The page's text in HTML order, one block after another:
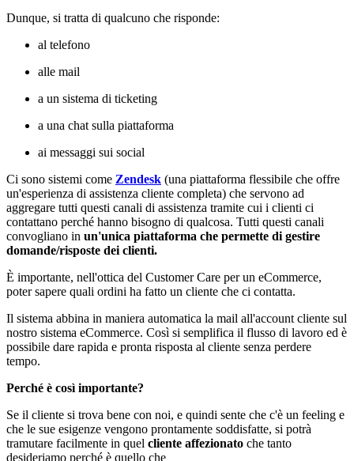
Dunque, si tratta di qualcuno che risponde:
al telefono
alle mail
a un sistema di ticketing
a una chat sulla piattaforma
ai messaggi sui social
Ci sono sistemi come Zendesk (una piattaforma flessibile che offre
un'esperienza di assistenza cliente completa) che servono ad
aggregare tutti questi canali di assistenza tramite cui i clienti ci
contattano perché hanno bisogno di qualcosa. Tutti questi canali
convogliano in un'unica piattaforma che permette di gestire
domande/risposte dei clienti.
È importante, nell'ottica del Customer Care per un eCommerce,
poter sapere quali ordini ha fatto un cliente che ci contatta.
Il sistema abbina in maniera automatica la mail all'account cliente sul
nostro sistema eCommerce. Così si semplifica il flusso di lavoro ed è
possibile dare rapida e pronta risposta al cliente senza perdere
tempo.
Perché è così importante?
Se il cliente si trova bene con noi, e quindi sente che c'è un feeling e
che le sue esigenze vengono prontamente soddisfatte, si potrà
tramutare facilmente in quel cliente affezionato che tanto
desideriamo perché è quello che